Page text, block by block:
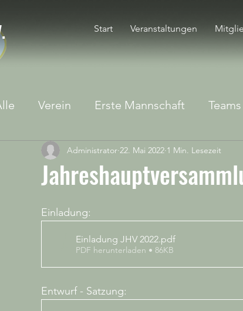
Start Veranstaltungen
Verein Erste Mannschaft Teams
Administrator 22. Mai 2022 1 Min. Lesezeit
Einladung:
Einladung JHV 2022.pdf
PDF herunterladen • 86KB
Entwurf - Satzung: